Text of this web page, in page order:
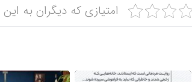
امتیازی که دیگران به